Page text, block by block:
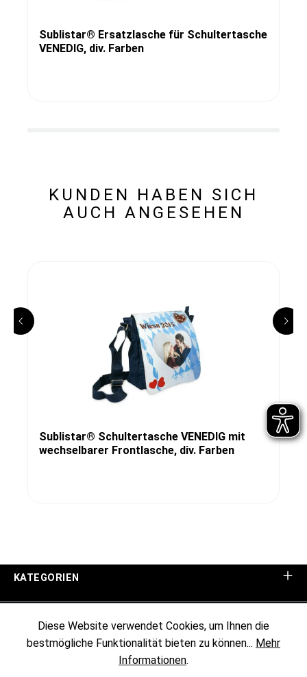
Sublistar® Ersatzlasche für Schultertasche
VENEDIG, div. Farben
KUNDEN HABEN SICH
AUCH ANGESEHEN
Sublistar® Schultertasche VENEDIG mit
wechselbarer Frontlasche, div. Farben
KATEGORIEN
KUNDENINFORMATIONEN
Diese Website verwendet Cookies, um Ihnen die
bestmögliche Funktionalität bieten zu können... Mehr
Informationen.